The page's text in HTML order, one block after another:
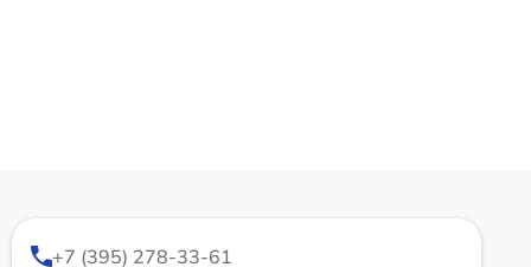
+7 (395) 278-33-61